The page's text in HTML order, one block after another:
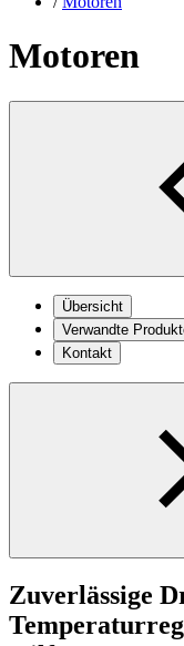
Motoren
Übersicht
Verwandte
Kontakt
Zuverlässige